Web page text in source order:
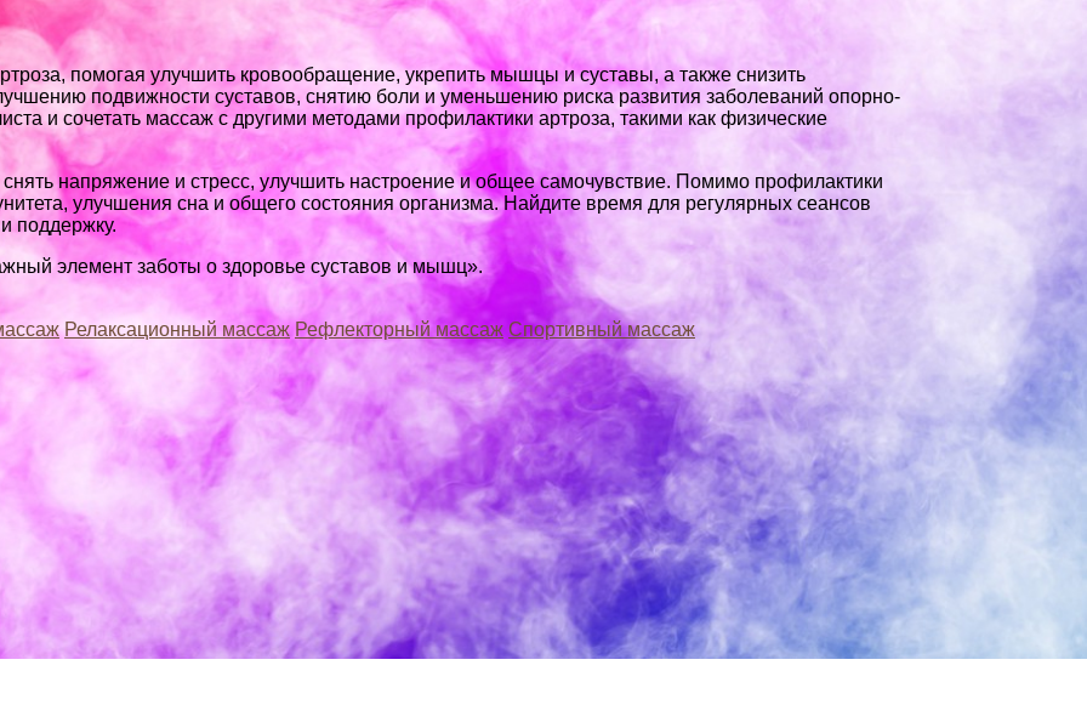
помогая улучшить кровообращение, укрепить мышцы и суставы, а также снизить
подвижности суставов, снятию боли и уменьшению риска развития заболеваний опорно-
и сочетать массаж с другими методами профилактики артроза, такими как физические
напряжение и стресс, улучшить настроение и общее самочувствие. Помимо профилактики
улучшения сна и общего состояния организма. Найдите время для регулярных сеансов
поддержку.
элемент заботы о здоровье суставов и мышц».
Релаксационный массаж Рефлекторный массаж Спортивный массаж